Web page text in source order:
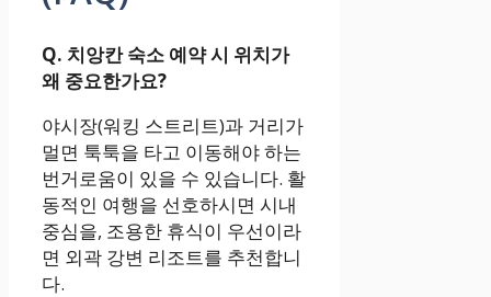
Q. 치앙칸 숙소 예약 시 위치가
왜 중요한가요?
야시장(워킹 스트리트)과 거리가
멀면 툭툭을 타고 이동해야 하는
번거로움이 있을 수 있습니다. 활
동적인 여행을 선호하시면 시내
중심을, 조용한 휴식이 우선이라
면 외곽 강변 리조트를 추천합니
다.